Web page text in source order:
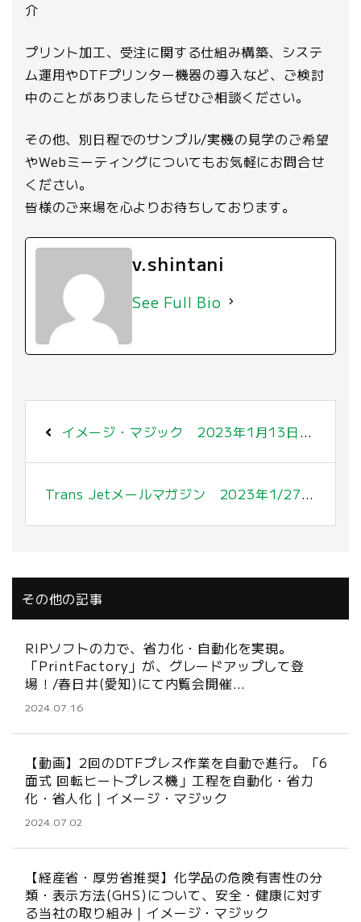
介
プリント加工、受注に関する仕組み構築、システ
ム運用やDTFプリンター機器の導入など、ご検討
中のことがありましたらぜひご相談ください。
その他、別日程でのサンプル/実機の見学のご希望
やWebミーティングについてもお気軽にお問合せ
ください。
皆様のご来場を心よりお待ちしております。
v.shintani
See Full Bio
イメージ・マジック 2023年1月13日 〜展示会出展のお知らせ〜
Trans Jetメールマガジン 2023年1/27号 〜ホットピールフィルム追加〜
その他の記事
RIPソフトの力で、省力化・自動化を実現。
「PrintFactory」が、グレードアップして登
場！/春日井(愛知)にて内覧会開催…
2024.07.16
【動画】2回のDTFプレス作業を自動で進行。「6
面式 回転ヒートプレス機」工程を自動化・省力
化・省人化｜イメージ・マジック
2024.07.02
【経産省・厚労省推奨】化学品の危険有害性の分
類・表示方法(GHS)について、安全・健康に対す
る当社の取り組み｜イメージ・マジック